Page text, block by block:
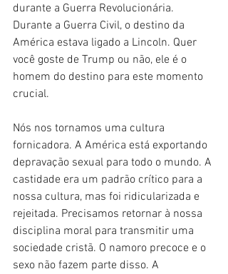
durante a Guerra Revolucionária.
Durante a Guerra Civil, o destino da
América estava ligado a Lincoln. Quer
você goste de Trump ou não, ele é o
homem do destino para este momento
crucial.
Nós nos tornamos uma cultura
fornicadora. A América está exportando
depravação sexual para todo o mundo. A
castidade era um padrão crítico para a
nossa cultura, mas foi ridicularizada e
rejeitada. Precisamos retornar à nossa
disciplina moral para transmitir uma
sociedade cristã. O namoro precoce e o
sexo não fazem parte disso. A